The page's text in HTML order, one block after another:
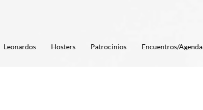
Leonardos Hosters Patrocinios Encuentros/Agenda